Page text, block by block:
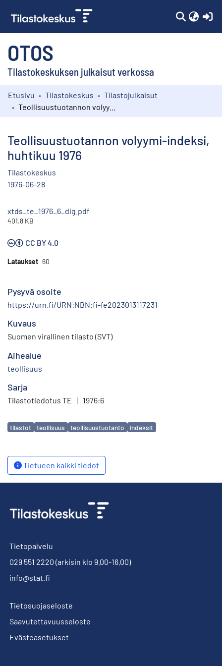
OTOS
Tilastokeskuksen julkaisut verkossa
Kokoelmat
Etusivu Tilastokeskus
Tilastojulkaisut
Teollisuustuotannon volyymi-indeksi,
huhtikuu 1976
Tilastokeskus
1976-06-28
xtds_te_1976_6_dig.pdf
401.8 KB
CC BY 4.0
Lataukset 60
Pysyvä osoite
https://urn.fi/URN:NBN:fi-fe2023013117231
Kuvaus
Suomen virallinen tilasto (SVT)
Aihealue
teollisuus
Sarja
Tilastotiedotus TE | 1976:6
Avainsanat
tilastot teollisuus teollisuustuotanto indeksit
Tietueen kaikki tiedot
Tietopalvelu
029 551 2220 (arkisin klo 9.00-16.00)
info@stat.fi
Tietosuojaseloste
Saavutettavuusseloste
Evästeasetukset